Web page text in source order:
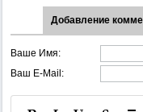
Добавление
Ваше Имя:
Ваш E-Mail: